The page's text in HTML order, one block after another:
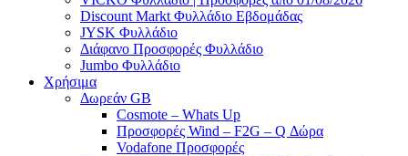
Discount Markt Φυλλάδιο Εβδομάδας
JYSK Φυλλάδιο
Διάφανο Προσφορές Φυλλάδιο
Jumbo Φυλλάδιο
Χρήσιμα
Δωρεάν GB
Cosmote – Whats Up
Προσφορές Wind – F2G – Q Δώρα
Vodafone Προσφορές